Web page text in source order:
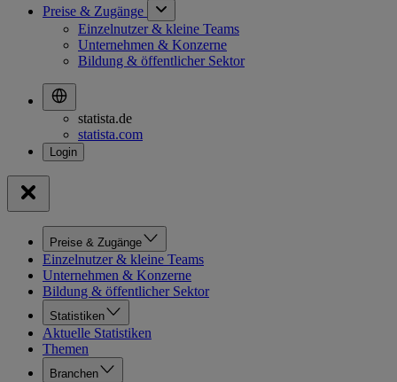
Preise & Zugänge
Einzelnutzer & kleine Teams
Unternehmen & Konzerne
Bildung & öffentlicher Sektor
statista.de
statista.com
Preise & Zugänge
Einzelnutzer & kleine Teams
Unternehmen & Konzerne
Bildung & öffentlicher Sektor
Statistiken
Aktuelle Statistiken
Themen
Branchen